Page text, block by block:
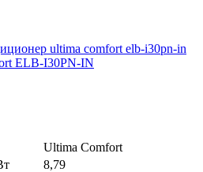
ELB-I30PN-IN
Ultima Comfort
8,79